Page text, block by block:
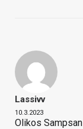
Lassivv
10.3.2023
Olikos